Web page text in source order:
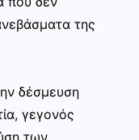
της
δέσμευση
γεγονός
των